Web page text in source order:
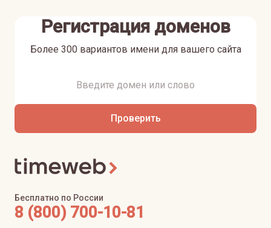
Регистрация доменов
Более 300 вариантов имени для вашего сайта
Проверить
Бесплатно по России
8 (800) 700-10-81